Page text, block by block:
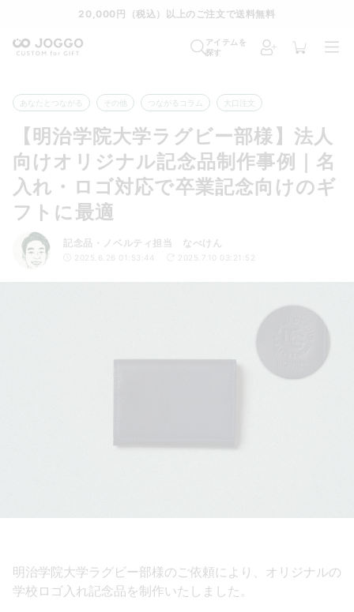
20,000円（税込）以上のご注文で送料無料
アイテムを
探す
あなたとつながる その他 つながるコラム 大口注文
【明治学院大学ラグビー部様】法人
向けオリジナル記念品制作事例｜名
入れ・ロゴ対応で卒業記念向けのギ
フトに最適
記念品・ノベルティ担当 なべけん
2025.6.26 01:53:44 2025.7.10 03:21:52
明治学院大学ラグビー部様のご依頼により、オリジナルの
学校ロゴ入れ記念品を制作いたしました。